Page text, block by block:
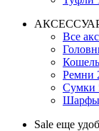
Все
Ремни
Сумки
Шарфы
Sale еще